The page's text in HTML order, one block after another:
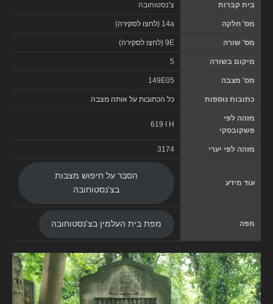
בית קברות צ'נסטוחובה
מס' חלקה 14a ( לחצו לסקירה)
מס' שורה 9E ( לחצו לסקירה)
מיקום בשורה 5
מס' מצבה 149E05
כתובות נוספות כל הכתובות על אותה מצבה
מזהה לפי
פשקובסקי
619 I H
מזהה לפי יערי 3174
עוד מידע
הסבר על חיפוש מצבות
בצ'נסטוחובה
מפה מפת בית העלמין בצ'נסטוחובה